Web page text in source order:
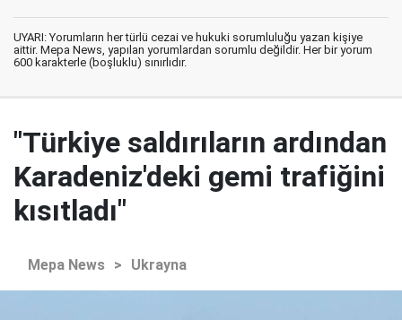
UYARI: Yorumların her türlü cezai ve hukuki sorumluluğu yazan kişiye
aittir. Mepa News, yapılan yorumlardan sorumlu değildir. Her bir yorum
600 karakterle (boşluklu) sınırlıdır.
"Türkiye saldırıların ardından
Karadeniz'deki gemi trafiğini
kısıtladı"
Mepa News > Ukrayna